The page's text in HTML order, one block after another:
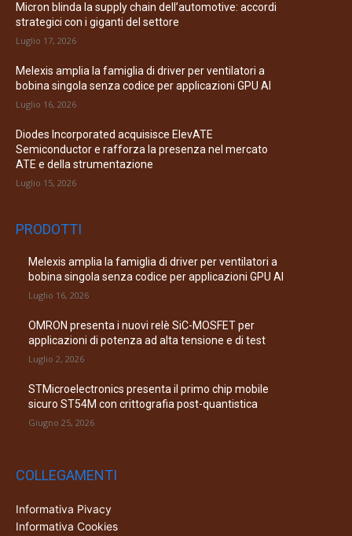
Micron blinda la supply chain dell’automotive: accordi
strategici con i giganti del settore
Luglio 17, 2026
Melexis amplia la famiglia di driver per ventilatori a
bobina singola senza codice per applicazioni GPU AI
Luglio 16, 2026
Diodes Incorporated acquisisce ElevATE
Semiconductor e rafforza la presenza nel mercato
ATE e della strumentazione
Luglio 15, 2026
PRODOTTI
Melexis amplia la famiglia di driver per ventilatori a
bobina singola senza codice per applicazioni GPU AI
Luglio 16, 2026
OMRON presenta i nuovi relè SiC-MOSFET per
applicazioni di potenza ad alta tensione e di test
Luglio 2, 2026
STMicroelectronics presenta il primo chip mobile
sicuro ST54M con crittografia post-quantistica
Giugno 25, 2026
COLLEGAMENTI
Informativa Pivacy
Informativa Cookies